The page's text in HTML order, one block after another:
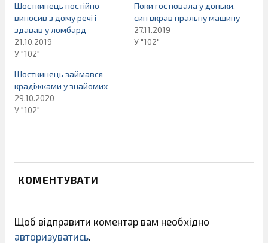
Шосткинець постійно
виносив з дому речі і
здавав у ломбард
21.10.2019
У "102"
Поки гостювала у доньки,
син вкрав пральну машину
27.11.2019
У "102"
Шосткинець займався
крадіжками у знайомих
29.10.2020
У "102"
КОМЕНТУВАТИ
Щоб відправити коментар вам необхідно
авторизуватись.